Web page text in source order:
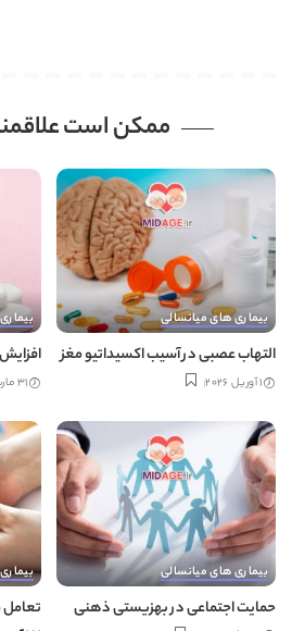
ممکن است
بیماری های میانسالی
التهاب عصبی در آسیب اکسیداتیو مغز
1 آوریل 2026 31 مارس 2026
بیماری های میانسالی
حمایت اجتماعی در بهزیستی ذهنی
تعامل